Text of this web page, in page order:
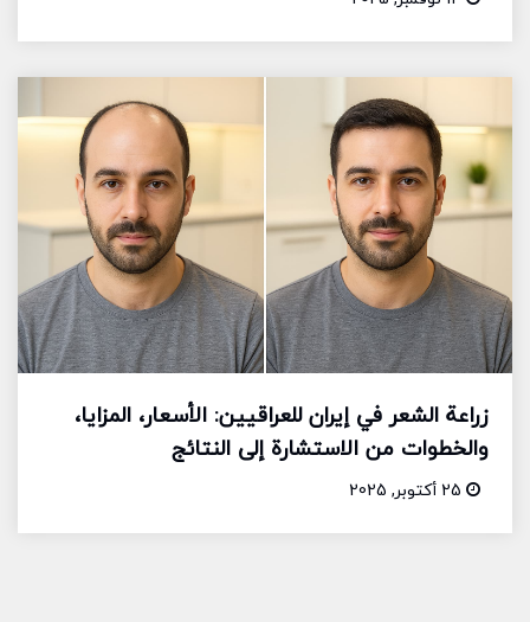
زراعة الشعر في إيران للعراقيين: الأسعار، المزايا،
والخطوات من الاستشارة إلى النتائج